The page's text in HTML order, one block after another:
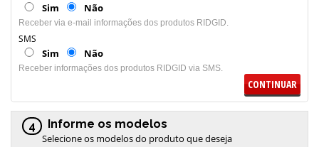
Sim Não
Receber via e-mail informações dos produtos RIDGID.
SMS
Sim Não
Receber informações dos produtos RIDGID via SMS.
CONTINUAR
4 Informe os modelos
Selecione os modelos do produto que deseja